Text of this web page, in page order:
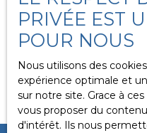
Appartement
Type de bien
Jarrie (38560)
Localisation
Budget max (€)
PRIVÉE EST
POUR NOUS
Nous utilisons des
expérience optimale et
sur notre site. Grace à
vous proposer du
d'intérêt. Ils nous